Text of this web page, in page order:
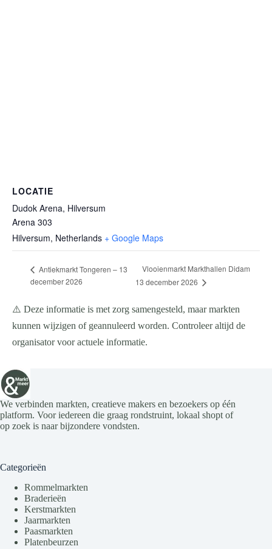
LOCATIE
Dudok Arena, Hilversum
Arena 303
Hilversum, Netherlands + Google Maps
Antiekmarkt Tongeren – 13
december 2026
Vlooienmarkt Markthallen Didam
13 december 2026
⚠️ Deze informatie is met zorg samengesteld, maar markten
kunnen wijzigen of geannuleerd worden. Controleer altijd de
organisator voor actuele informatie.
We verbinden markten, creatieve makers en bezoekers op één
platform. Voor iedereen die graag rondstruint, lokaal shopt of
op zoek is naar bijzondere vondsten.
Categorieën
Rommelmarkten
Braderieën
Kerstmarkten
Jaarmarkten
Paasmarkten
Platenbeurzen